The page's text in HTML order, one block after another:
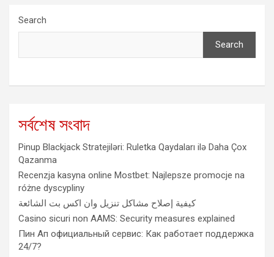
Search
Search
সর্বশেষ সংবাদ
Pinup Blackjack Stratejiləri: Ruletka Qaydaları ilə Daha Çox
Qazanma
Recenzja kasyna online Mostbet: Najlepsze promocje na
różne dyscypliny
كيفية إصلاح مشاكل تنزيل وان اكس بت الشائعة
Casino sicuri non AAMS: Security measures explained
Пин Ап официальный сервис: Как работает поддержка
24/7?